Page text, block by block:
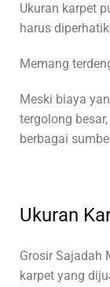
Ukuran karpet
harus
Memang
Meski biaya
tergolong
berbagai
Ukuran
Grosir Sajadah
karpet yang